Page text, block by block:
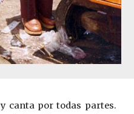
canta por todas partes.